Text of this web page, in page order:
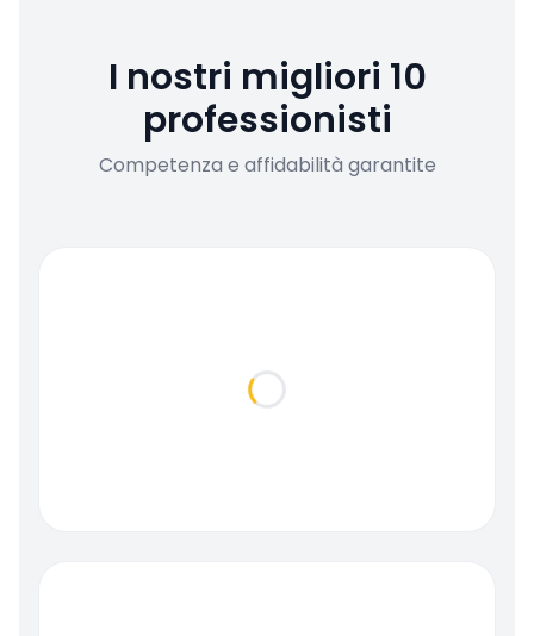
I nostri migliori 10
professionisti
Competenza e affidabilità garantite
Loading...